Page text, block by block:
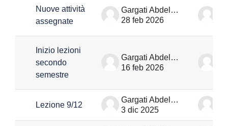
Nuove attività
assegnate
Gargati Abdellah
28 feb 2026
Inizio lezioni
secondo
semestre
Gargati Abdellah
16 feb 2026
Lezione 9/12
Gargati Abdellah
3 dic 2025